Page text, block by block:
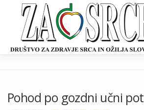
Preskoči
DEJAVNOSTI ODKLOP-I
Pohod po gozdni učni